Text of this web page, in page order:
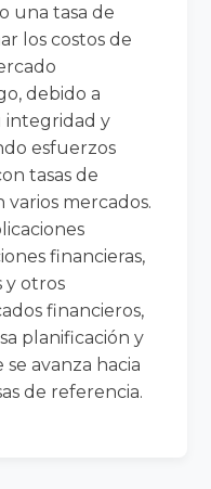
una tasa de
los costos de
debido a
integridad y
esfuerzos
tasas de
mercados.
financieras,
y otros
financieros,
planificación y
avanza hacia
de referencia.